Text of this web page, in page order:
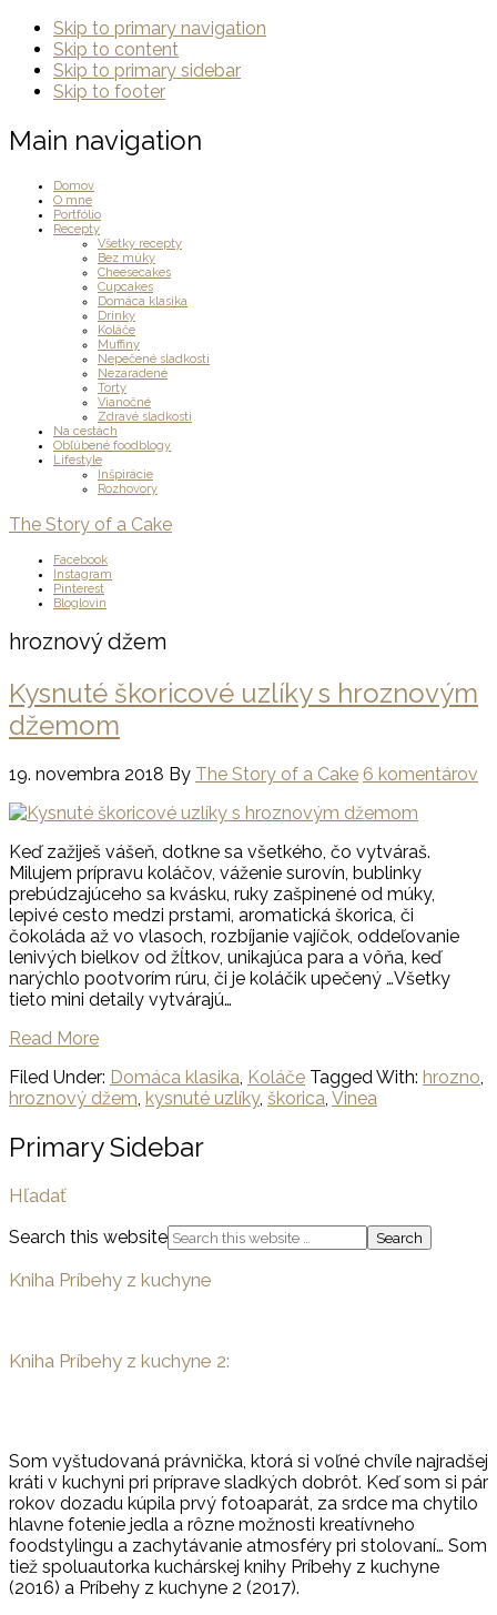
Skip to primary navigation
Skip to content
Skip to primary sidebar
Skip to footer
Main navigation
Domov
O mne
Portfólio
Recepty
Všetky recepty
Bez múky
Cheesecakes
Cupcakes
Domáca klasika
Drinky
Koláče
Muffiny
Nepečené sladkosti
Nezaradené
Torty
Vianočné
Zdravé sladkosti
Na cestách
Obľúbené foodblogy
Lifestyle
Inšpirácie
Rozhovory
The Story of a Cake
Facebook
Instagram
Pinterest
Bloglovin
hroznový džem
Kysnuté škoricové uzlíky s hroznovým
džemom
19. novembra 2018 By The Story of a Cake 6 komentárov
Keď zažiješ vášeň, dotkne sa všetkého, čo vytváraš.
Milujem prípravu koláčov, váženie surovín, bublinky
prebúdzajúceho sa kvásku, ruky zašpinené od múky,
lepivé cesto medzi prstami, aromatická škorica, či
čokoláda až vo vlasoch, rozbíjanie vajíčok, oddeľovanie
lenivých bielkov od žĺtkov, unikajúca para a vôňa, keď
narýchlo pootvorím rúru, či je koláčik upečený …Všetky
tieto mini detaily vytvárajú…
Read More
Filed Under: Domáca klasika Koláče Tagged With: hrozno
hroznový džem kysnuté uzlíky, škorica Vinea
Primary Sidebar
Hľadať
Search this website
Kniha Príbehy z kuchyne
Kniha Príbehy z kuchyne 2:
Som vyštudovaná právnička, ktorá si voľné chvíle najradšej
kráti v kuchyni pri príprave sladkých dobrôt. Keď som si pár
rokov dozadu kúpila prvý fotoaparát, za srdce ma chytilo
hlavne fotenie jedla a rôzne možnosti kreatívneho
foodstylingu a zachytávanie atmosféry pri stolovaní… Som
tiež spoluautorka kuchárskej knihy Príbehy z kuchyne
(2016) a Príbehy z kuchyne 2 (2017).